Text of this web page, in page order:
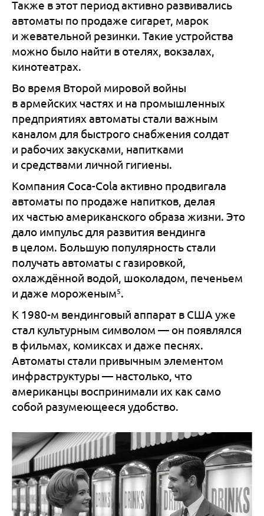
Также в этот период активно развивались
автоматы по продаже сигарет, марок
и жевательной резинки. Такие устройства
можно было найти в отелях, вокзалах,
кинотеатрах.
Во время Второй мировой войны
в армейских частях и на промышленных
предприятиях автоматы стали важным
каналом для быстрого снабжения солдат
и рабочих закусками, напитками
и средствами личной гигиены.
Компания Coca-Cola активно продвигала
автоматы по продаже напитков, делая
их частью американского образа жизни. Это
дало импульс для развития вендинга
в целом. Большую популярность стали
получать автоматы с газировкой,
охлаждённой водой, шоколадом, печеньем
и даже мороженым5.
К 1980-м вендинговый аппарат в США уже
стал культурным символом — он появлялся
в фильмах, комиксах и даже песнях.
Автоматы стали привычным элементом
инфраструктуры — настолько, что
американцы воспринимали их как само
собой разумеющееся удобство.